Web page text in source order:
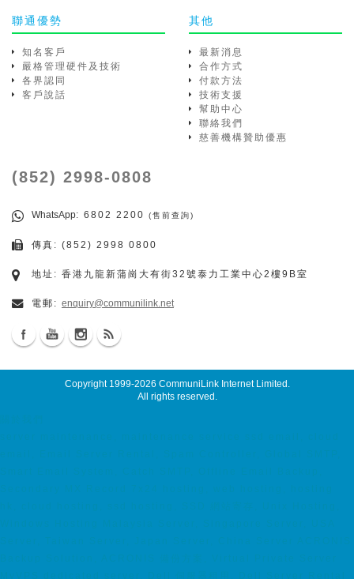
聯通優勢
知名客戶
嚴格管理硬件及技術
各界認同
客戶說話
其他
最新消息
合作方式
付款方法
技術支援
幫助中心
聯絡我們
慈善機構贊助優惠
(852) 2998-0808
WhatsApp: 6802 2200 (售前查詢)
傳真: (852) 2998 0800
地址: 香港九龍新蒲崗大有街32號泰力工業中心2樓9B室
電郵: enquiry@communilink.net
Copyright 1999-2026 CommuniLink Internet Limited .
All rights reserved.